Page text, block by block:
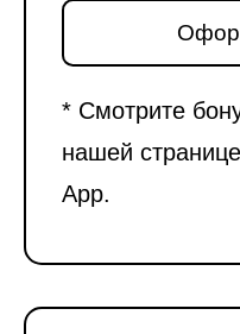
* Смотрите
нашей
App.